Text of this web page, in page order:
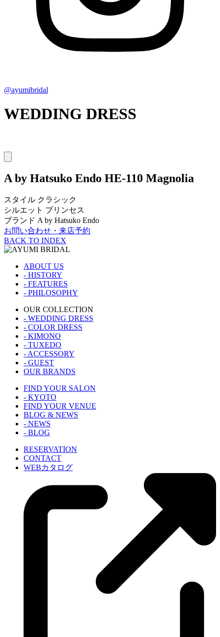
@ayumibridal
WEDDING DRESS
A by Hatsuko Endo HE-110 Magnolia
スタイル クラシック
シルエット プリンセス
ブランド A by Hatsuko Endo
お問い合わせ・来店予約
BACK TO INDEX
ABOUT US
- HISTORY
- FEATURES
- PHILOSOPHY
OUR COLLECTION
- WEDDING DRESS
- COLOR DRESS
- KIMONO
- TUXEDO
- ACCESSORY
- GUEST
OUR BRANDS
FIND YOUR SALON
- KYOTO
FIND YOUR VENUE
BLOG & NEWS
- NEWS
- BLOG
RESERVATION
CONTACT
WEBカタログ